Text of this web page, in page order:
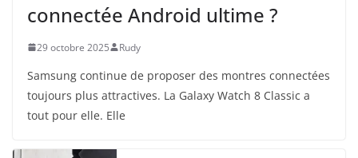
connectée Android ultime ?
29 octobre 2025 Rudy
Samsung continue de proposer des montres connectées
toujours plus attractives. La Galaxy Watch 8 Classic a
tout pour elle. Elle